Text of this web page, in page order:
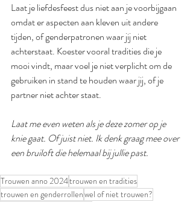
Laat je liefdesfeest dus niet aan je voorbijgaan
omdat er aspecten aan kleven uit andere
tijden, of genderpatronen waar jij niet
achterstaat. Koester vooral tradities die je
mooi vindt, maar voel je niet verplicht om de
gebruiken in stand te houden waar jij, of je
partner niet achter staat.
Laat me even weten als je deze zomer op je
knie gaat. Of juist niet. Ik denk graag mee over
een bruiloft die helemaal bij jullie past.
Trouwen anno 2024trouwen en tradities
trouwen en genderrollenwel of niet trouwen?